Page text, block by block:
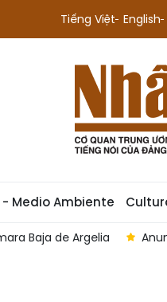
Tiếng Việt English
- Medio Ambiente
Anuncian las 50